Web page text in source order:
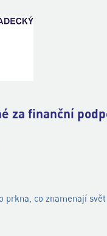
za finanční
prkna, co znamenají svět